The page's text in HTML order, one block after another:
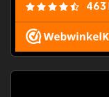
463